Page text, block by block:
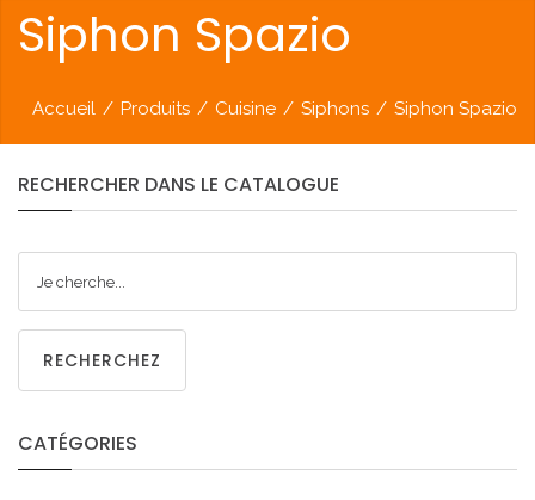
Siphon Spazio
Accueil / Produits / Cuisine / Siphons / Siphon Spazio
RECHERCHER DANS LE CATALOGUE
RECHERCHEZ
CATÉGORIES